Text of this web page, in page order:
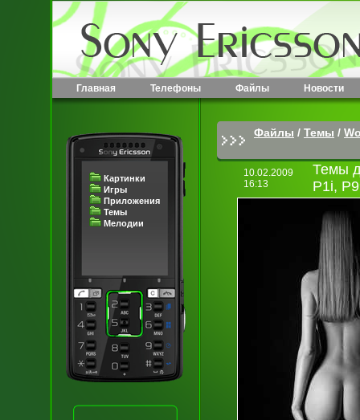
Главная Телефоны Файлы Новости
Картинки
Игры
Приложения
Темы
Мелодии
Файлы / Темы /
10.02.2009
16:13
Темы
P1i,